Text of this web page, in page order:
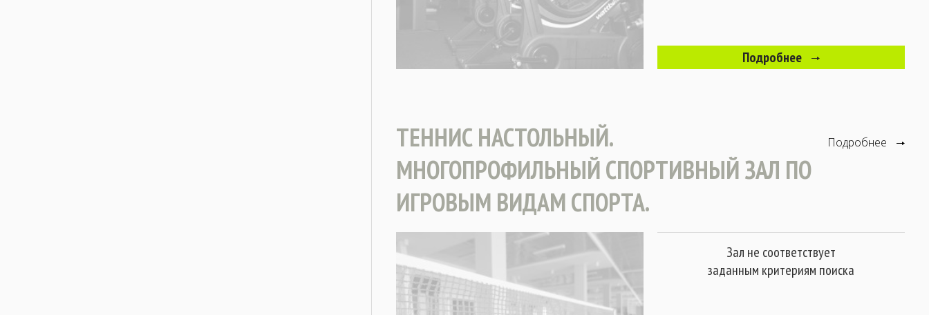
Подробнее
Подробнее
ТЕННИС НАСТОЛЬНЫЙ.
МНОГОПРОФИЛЬНЫЙ СПОРТИВНЫЙ ЗАЛ ПО
ИГРОВЫМ ВИДАМ СПОРТА.
Зал не соответствует
заданным критериям поиска